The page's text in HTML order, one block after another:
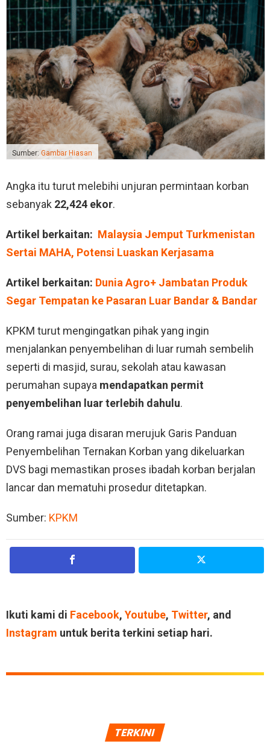
Sumber: Gambar Hiasan
Angka itu turut melebihi unjuran permintaan korban
sebanyak 22,424 ekor.
Artikel berkaitan: Malaysia Jemput Turkmenistan
Sertai MAHA, Potensi Luaskan Kerjasama
Artikel berkaitan: Dunia Agro+ Jambatan Produk
Segar Tempatan ke Pasaran Luar Bandar & Bandar
KPKM turut mengingatkan pihak yang ingin
menjalankan penyembelihan di luar rumah sembelih
seperti di masjid, surau, sekolah atau kawasan
perumahan supaya mendapatkan permit
penyembelihan luar terlebih dahulu.
Orang ramai juga disaran merujuk Garis Panduan
Penyembelihan Ternakan Korban yang dikeluarkan
DVS bagi memastikan proses ibadah korban berjalan
lancar dan mematuhi prosedur ditetapkan.
Sumber: KPKM
Ikuti kami di Facebook, Youtube, Twitter, and
Instagram untuk berita terkini setiap hari.
TERKINI